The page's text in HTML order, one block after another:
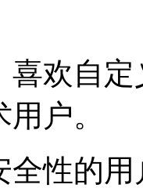
欢自定
户。
的用